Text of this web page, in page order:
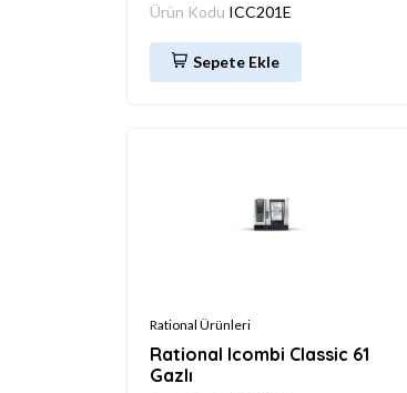
Ürün Kodu ICC201E
Sepete Ekle
Rational Ürünleri
Rational Icombi Classic 61
Gazlı